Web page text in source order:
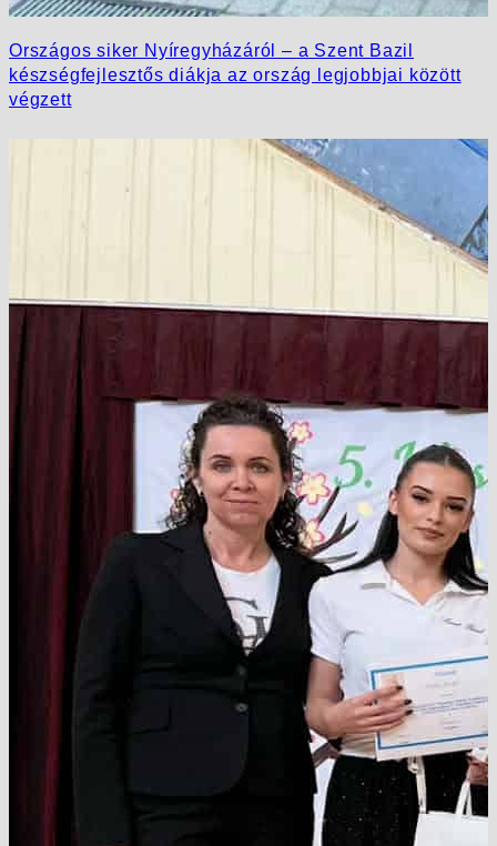
Országos siker Nyíregyházáról – a Szent Bazil
készségfejlesztős diákja az ország legjobbjai között
végzett